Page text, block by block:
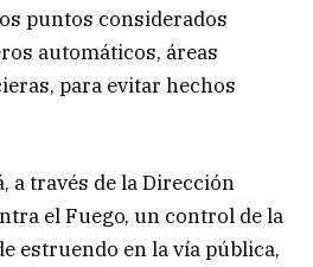
puntos considerados
automáticos, áreas
para evitar hechos
a través de la Dirección
el Fuego, un control de la
estruendo en la vía pública,